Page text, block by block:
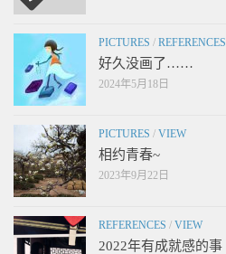
PICTURES / REFERENCES
好久没画了……
2024年5月18日
PICTURES / VIEW
相约青春~
2023年9月22日
REFERENCES / VIEW
2022年有成就感的事